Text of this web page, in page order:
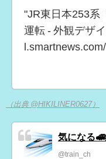
"JR東日本253系
運転 - 外観デザ
（出典 @HIKILINER0627）
気になる
@train_ch